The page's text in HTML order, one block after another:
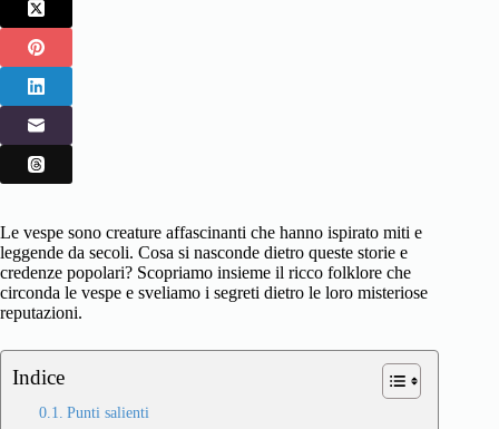
Le vespe sono creature affascinanti che hanno ispirato miti e
leggende da secoli. Cosa si nasconde dietro queste storie e
credenze popolari? Scopriamo insieme il ricco folklore che
circonda le vespe e sveliamo i segreti dietro le loro misteriose
reputazioni.
Indice
Punti salienti